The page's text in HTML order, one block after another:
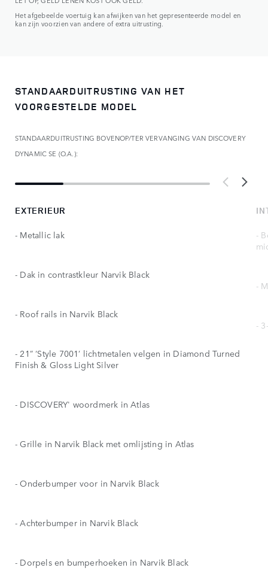
Het afgebeelde voertuig kan afwijken van het gepresenteerde model en
kan zijn voorzien van andere of extra uitrusting.
STANDAARDUITRUSTING VAN HET
VOORGESTELDE MODEL
STANDAARDUITRUSTING BOVENOP/TER VERVANGING VAN DISCOVERY
DYNAMIC SE (O.A.):
EXTERIEUR
- Metallic lak
- Dak in contrastkleur Narvik Black
- Roof rails in Narvik Black
- 21” ‘Style 7001’ lichtmetalen velgen in Diamond Turned
Finish & Gloss Light Silver
- DISCOVERY' woordmerk in Atlas
- Grille in Narvik Black met omlijsting in Atlas
- Onderbumper voor in Narvik Black
- Achterbumper in Narvik Black
- Dorpels en bumperhoeken in Narvik Black
-
-
-